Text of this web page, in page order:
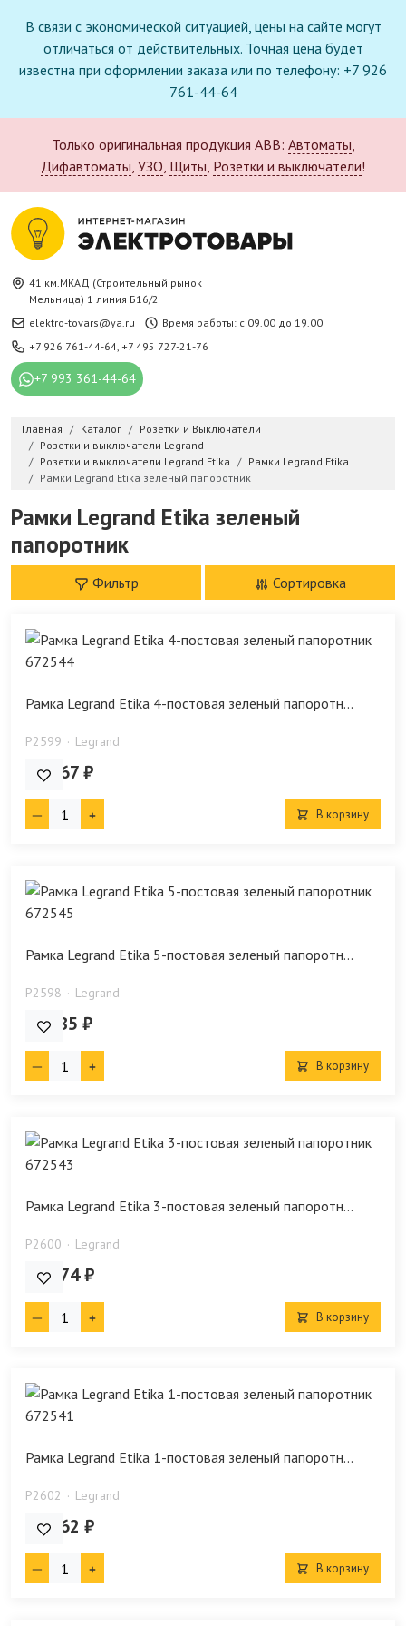
В связи с экономической ситуацией, цены на сайте могут
отличаться от действительных. Точная цена будет
известна при оформлении заказа или по телефону: +7 926
761-44-64
Только оригинальная продукция ABB: Автоматы,
Дифавтоматы, УЗО, Щиты, Розетки и выключатели!
41 км.МКАД (Строительный рынок
Мельница) 1 линия Б16/2
elektro-tovars@ya.ru
Время работы: с 09.00 до 19.00
+7 926 761-44-64, +7 495 727-21-76
+7 993 361-44-64
Главная Каталог
Розетки и Выключатели
Розетки и выключатели Legrand
Розетки и выключатели Legrand Etika
Рамки Legrand Etika
Рамки Legrand Etika зеленый папоротник
Рамки Legrand Etika зеленый
папоротник
Фильтр Сортировка
Рамка Legrand Etika 4-постовая зеленый папоротн...
P2599 Legrand
640.67 ₽
В корзину
Рамка Legrand Etika 5-постовая зеленый папоротн...
P2598 Legrand
747.85 ₽
В корзину
Рамка Legrand Etika 3-постовая зеленый папоротн...
P2600 Legrand
320.74 ₽
В корзину
Рамка Legrand Etika 1-постовая зеленый папоротн...
P2602 Legrand
109.62 ₽
В корзину